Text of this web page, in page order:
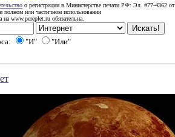
о регистрации в Министерстве печати РФ: Эл. #77-4362 от
полном или частичном использовании
на www.pereplet.ru обязательна.
"И" "Или"